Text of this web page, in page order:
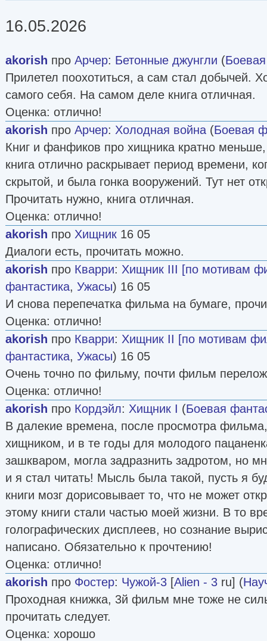
16.05.2026
akorish про Арчер: Бетонные джунгли (
Прилетел поохотиться, а сам стал добычей.
самого себя. На самом деле книга отличная.
Оценка: отлично!
akorish про Арчер: Холодная война (Боевая
Книг и фанфиков про хищника кратно
книга отлично раскрывает период времени,
скрытой, и была гонка вооружений. Тут нет
Прочитать нужно, книга отличная.
Оценка: отлично!
akorish про Хищник 16 05
Диалоги есть, прочитать можно.
akorish про Кварри: Хищник III [по мотивам
фантастика, Ужасы) 16 05
И снова перепечатка фильма на бумаге,
Оценка: отлично!
akorish про Кварри: Хищник II [по мотивам
фантастика, Ужасы) 16 05
Очень точно по фильму, почти фильм
Оценка: отлично!
akorish про Кордэйл: Хищник I (Боевая
В далекие времена, после просмотра
хищником, и в те годы для молодого
зашкваром, могла задразнить задротом, но
и я стал читать! Мысль была такой, пусть я
книги мозг дорисовывает то, что не может
этому книги стали частью моей жизни. В то
голографических дисплеев, но сознание
написано. Обязательно к прочтению!
Оценка: отлично!
akorish про Фостер: Чужой-3 [Alien - 3 ru] (
Проходная книжка, 3й фильм мне тоже не
прочитать следует.
Оценка: хорошо